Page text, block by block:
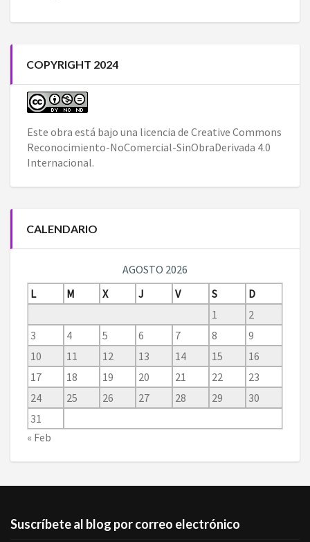
COPYRIGHT 2024
Este obra está bajo una licencia de Creative Commons
Reconocimiento-NoComercial-SinObraDerivada 4.0
Internacional.
CALENDARIO
AGOSTO 2026
L
M X J V S
D
1
2
3
4 5 6 7 8
9
10
11 12 13 14 15
16
17
18 19 20 21 22
23
24
25 26 27 28 29
30
31
« Feb
Suscríbete al blog por correo electrónico